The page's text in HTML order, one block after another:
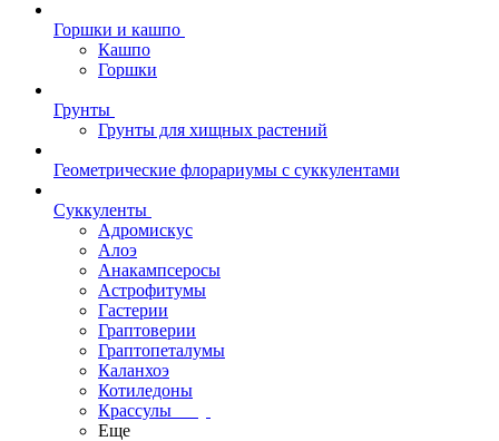
Горшки и кашпо
Кашпо
Горшки
Грунты
Грунты для хищных растений
Геометрические флорариумы с суккулентами
Суккуленты
Адромискус
Алоэ
Анакампсеросы
Астрофитумы
Гастерии
Граптоверии
Граптопеталумы
Каланхоэ
Котиледоны
Крассулы
Еще